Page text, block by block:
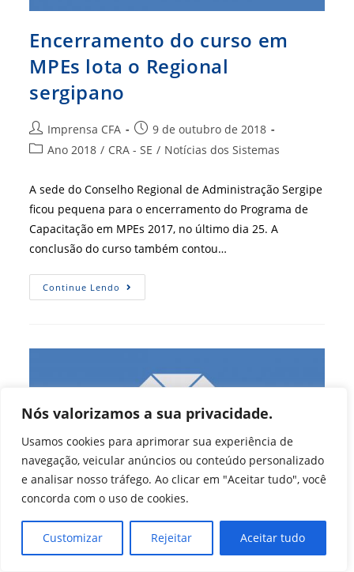
Nós valorizamos a sua privacidade.
Usamos cookies para aprimorar sua experiência de
navegação, veicular anúncios ou conteúdo personalizado
e analisar nosso tráfego. Ao clicar em "Aceitar tudo", você
concorda com o uso de cookies.
Customizar Rejeitar Aceitar tudo
Encerramento do curso em
MPEs lota o Regional
sergipano
Autor
do
Imprensa CFA
Post
publicado:
9 de outubro de 2018
Categoria
post:
Ano 2018 / CRA - SE / Notícias dos Sistemas
A sede do Conselho Regional de Administração Sergipe
ficou pequena para o encerramento do Programa de
Capacitação em MPEs 2017, no último dia 25. A
conclusão do curso também contou…
Continue Lendo Encerramento
Do
Sergipano
Palestra sobre comunicação